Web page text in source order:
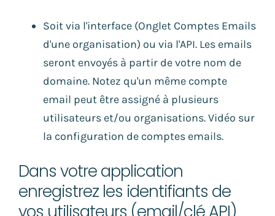
Soit via l'interface (Onglet Comptes Emails
d'une organisation) ou via l'API. Les emails
seront envoyés à partir de votre nom de
domaine. Notez qu'un même compte
email peut être assigné à plusieurs
utilisateurs et/ou organisations.Vidéo sur
la configuration de comptes emails.
Dans votre application
enregistrez les identifiants de
vos utilisateurs (email/clé API)